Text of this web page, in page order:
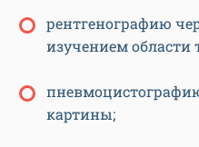
рентгенографию
изучением области
картины;